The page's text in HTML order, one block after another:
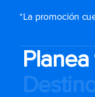
*La promoción